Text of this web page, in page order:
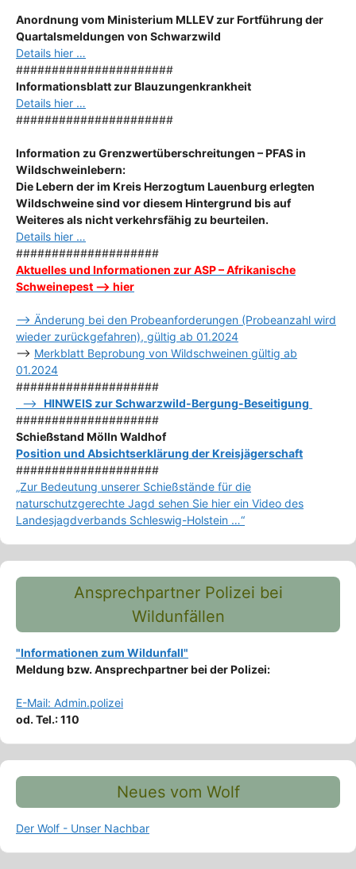
Anordnung vom Ministerium MLLEV zur Fortführung der
Quartalsmeldungen von Schwarzwild
Details hier …
######################
Informationsblatt zur Blauzungenkrankheit
Details hier …
######################
Information zu Grenzwertüberschreitungen – PFAS in
Wildschweinlebern:
Die Lebern der im Kreis Herzogtum Lauenburg erlegten
Wildschweine sind vor diesem Hintergrund bis auf
Weiteres als nicht verkehrsfähig zu beurteilen.
Details hier …
####################
Aktuelles und Informationen zur ASP – Afrikanische
Schweinepest –> hier
–> Änderung bei den Probeanforderungen (Probeanzahl wird
wieder zurückgefahren), gültig ab 01.2024
–> Merkblatt Beprobung von Wildschweinen gültig ab
01.2024
####################
–> HINWEIS zur Schwarzwild-Bergung-Beseitigung
####################
Schießstand Mölln Waldhof
Position und Absichtserklärung der Kreisjägerschaft
####################
„Zur Bedeutung unserer Schießstände für die
naturschutzgerechte Jagd sehen Sie hier ein Video des
Landesjagdverbands Schleswig-Holstein …“
Ansprechpartner Polizei bei
Wildunfällen
"Informationen zum Wildunfall"
Meldung bzw. Ansprechpartner bei der Polizei:
E-Mail: Admin.polizei
od. Tel.: 110
Neues vom Wolf
Der Wolf - Unser Nachbar